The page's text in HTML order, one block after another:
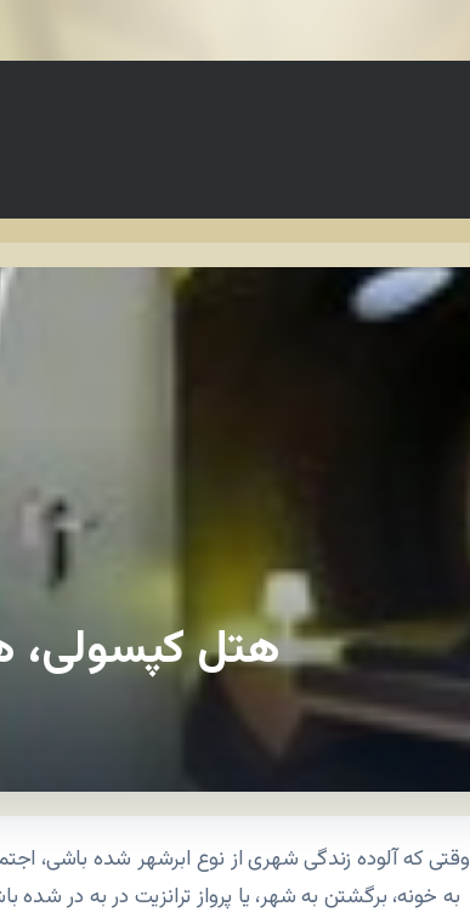
هتل کپسولی،
وقتی که آلوده زندگی شهری از نوع ابرشهر شده باشی،
به خونه، برگشتن به شهر، یا پرواز ترانزیت در به در